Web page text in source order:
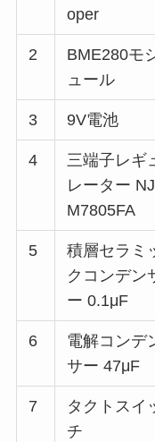
oper
2
BME280モ
ュール
3 9V電池
4
三端子レギ
レーター NJ
M7805FA
5
積層セラミ
クコンデン
ー 0.1μF
6
電解コンデ
サー 47μF
7
タクトスイ
チ